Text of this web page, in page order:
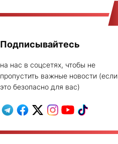
Подписывайтесь
на нас в соцсетях, чтобы не
пропустить важные новости (если
это безопасно для вас)